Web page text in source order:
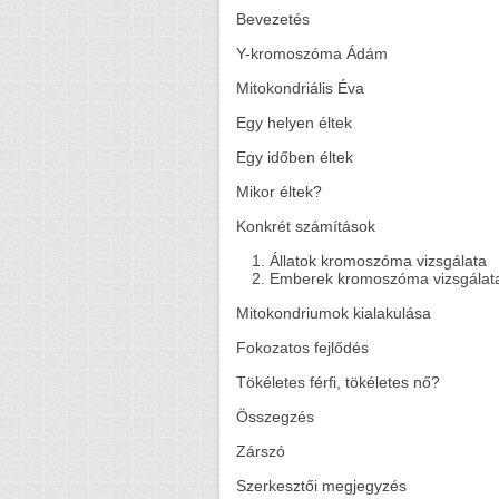
Bevezetés
Y-kromoszóma Ádám
Mitokondriális Éva
Egy helyen éltek
Egy időben éltek
Mikor éltek?
Konkrét számítások
Állatok kromoszóma vizsgálata
Emberek kromoszóma
Mitokondriumok kialakulása
Fokozatos fejlődés
Tökéletes férfi, tökéletes nő?
Összegzés
Zárszó
Szerkesztői megjegyzés